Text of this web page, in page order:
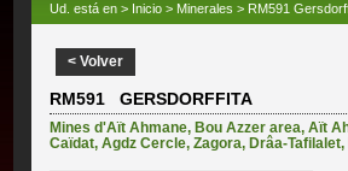
Ud. está en > Inicio > Minerales > RM591
< Volver
RM591 GERSDORFFITA
Mines d'Aït Ahmane, Bou Azzer area,Aït
Caïdat,Agdz Cercle,Zagora, Drâa-Tafilalet,